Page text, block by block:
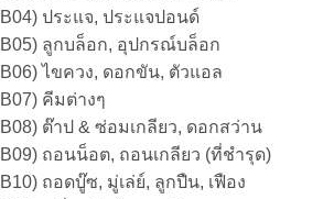
B04) ประแจ, ประแจปอนด์
B05) ลูกบล็อก, อุปกรณ์บล็อก
B06) ไขควง, ดอกขัน, ตัวแอล
B07) คีมต่างๆ
B08) ต๊าป & ซ่อมเกลียว, ดอกสว่าน
B09) ถอนน็อต, ถอนเกลียว (ที่ชำรุด)
B10) ถอดบู๊ซ, มู่เล่ย์, ลูกปืน, เฟือง